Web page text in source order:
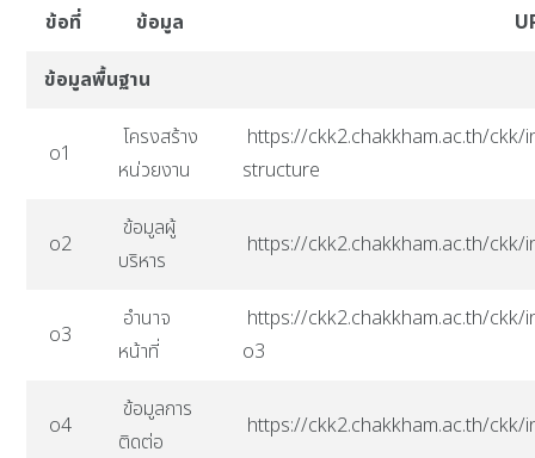
ข้อที่
ข้อมูล
ข้อมูลพื้นฐาน
o1
โครงสร้าง
หน่วยงาน
https://ckk2.chakkham.ac.th/
structure
o2
ข้อมูลผู้
บริหาร
https://ckk2.chakkham.ac.th/
o3
อำนาจ
หน้าที่
https://ckk2.chakkham.ac.th/
o3
o4
ข้อมูลการ
ติดต่อ
https://ckk2.chakkham.ac.th/